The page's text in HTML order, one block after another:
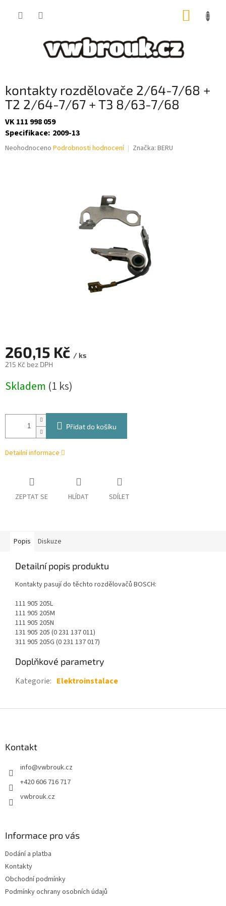
kontakty rozdělovače 2/64-7/68 +
T2 2/64-7/67 + T3 8/63-7/68
VK 111 998 059
Specifikace: 2009-13
Průměrné
Neohodnoceno Podrobnosti hodnocení Značka: BERU
260,15 Kč / ks
215 Kč bez DPH
cena:
Skladem (1 ks)
Přidat do košíku
Detailní informace
ZEPTAT SE HLÍDAT SDÍLET
Popis Diskuze
Detailní popis produktu
Kontakty pasují do těchto rozdělovačů BOSCH:
111 905 205L
111 905 205M
111 905 205N
131 905 205 (0 231 137 011)
311 905 205G (0 231 137 017)
Doplňkové parametry
Kategorie: Elektroinstalace
Kontakt
info@vwbrouk.cz
+420 606 716 717
vwbrouk.cz
Informace pro vás
Dodání a platba
Kontakty
Obchodní podmínky
Podmínky ochrany osobních údajů